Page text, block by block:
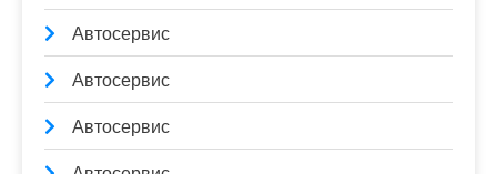
Автосервис
Автосервис
Автосервис